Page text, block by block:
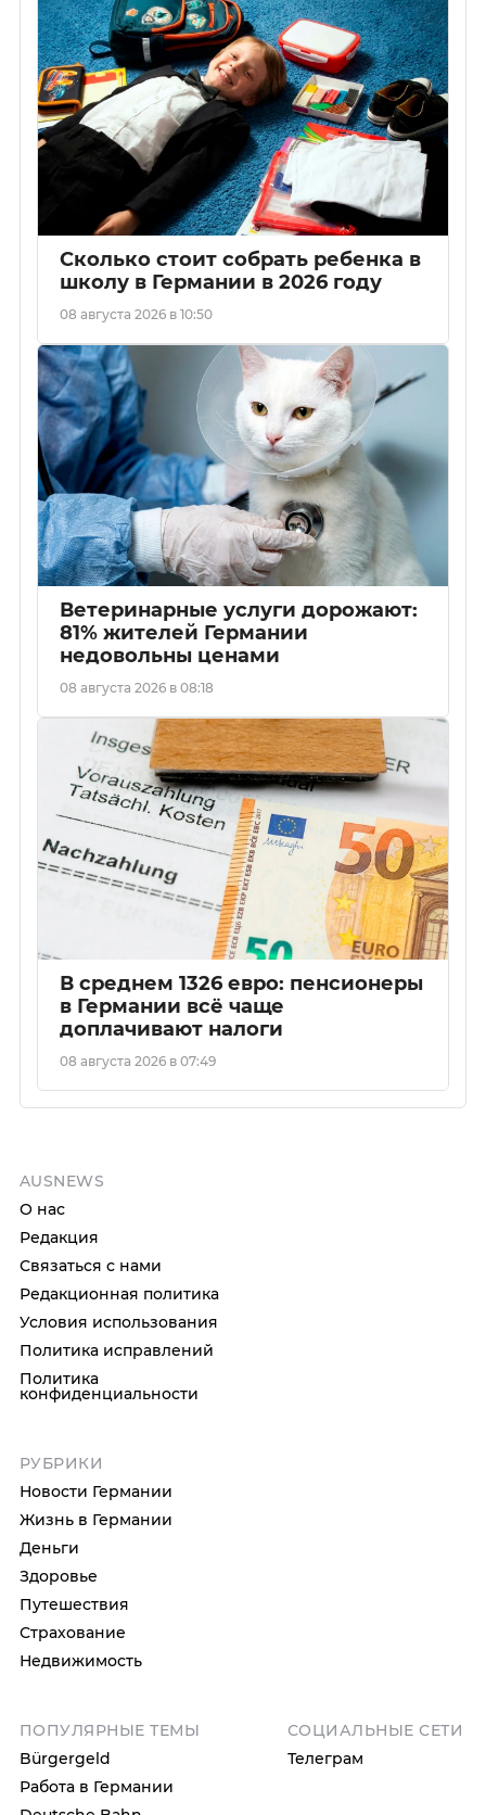
Сколько стоит собрать ребенка в
школу в Германии в 2026 году
08 августа 2026 в 10:50
Ветеринарные услуги дорожают:
81% жителей Германии
недовольны ценами
08 августа 2026 в 08:18
В среднем 1326 евро: пенсионеры
в Германии всё чаще
доплачивают налоги
08 августа 2026 в 07:49
AUSNEWS
О нас
Редакция
Связаться с нами
Редакционная политика
Условия использования
Политика исправлений
Политика
конфиденциальности
РУБРИКИ
Новости Германии
Жизнь в Германии
Деньги
Здоровье
Путешествия
Страхование
Недвижимость
ПОПУЛЯРНЫЕ ТЕМЫ
Bürgergeld
Работа в Германии
СОЦИАЛЬНЫЕ СЕТИ
Телеграм